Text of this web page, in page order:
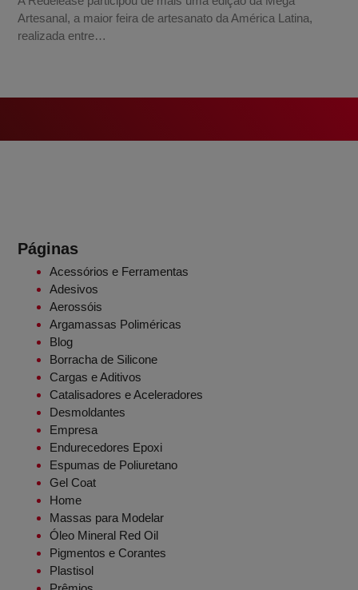
Artesanal, a maior feira de artesanato da América Latina,
realizada entre…
Páginas
Acessórios e Ferramentas
Adesivos
Aerossóis
Argamassas Poliméricas
Blog
Borracha de Silicone
Cargas e Aditivos
Catalisadores e Aceleradores
Desmoldantes
Empresa
Endurecedores Epoxi
Espumas de Poliuretano
Gel Coat
Home
Massas para Modelar
Óleo Mineral Red Oil
Pigmentos e Corantes
Plastisol